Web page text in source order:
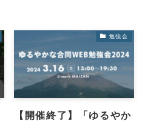
勉強会
【開催終了】「ゆるやか